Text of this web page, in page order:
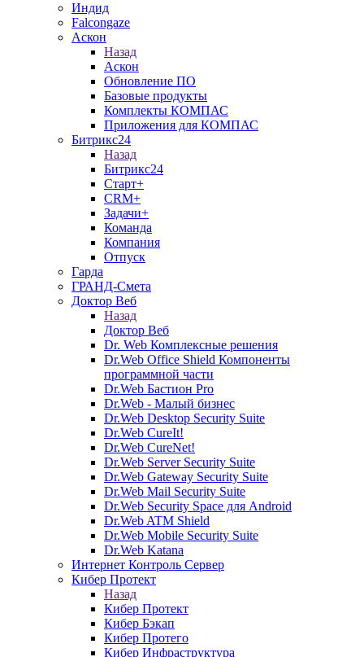
Индид
Falcongaze
Аскон
Назад
Аскон
Обновление ПО
Базовые продукты
Комплекты КОМПАС
Приложения для КОМПАС
Битрикс24
Назад
Битрикс24
Старт+
CRM+
Задачи+
Команда
Компания
Отпуск
Гарда
ГРАНД-Смета
Доктор Веб
Назад
Доктор Веб
Dr. Web Комплексные решения
Dr.Web Office Shield Компоненты
программной части
Dr.Web Бастион Pro
Dr.Web - Малый бизнес
Dr.Web Desktop Security Suite
Dr.Web CureIt!
Dr.Web CureNet!
Dr.Web Server Security Suite
Dr.Web Gateway Security Suite
Dr.Web Mail Security Suite
Dr.Web Security Space для Android
Dr.Web ATM Shield
Dr.Web Mobile Security Suite
Dr.Web Katana
Интернет Контроль Сервер
Кибер Протект
Назад
Кибер Протект
Кибер Бэкап
Кибер Протего
Кибер Инфраструктура